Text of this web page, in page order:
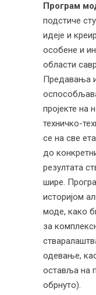
Програм
подстиче
идеје и
особене и
области
Предавања
пројекте на
техничко-
се на све
до
резултата
шире.
историјом
моде, како
за
одевање,
оставља на
обрнуто).